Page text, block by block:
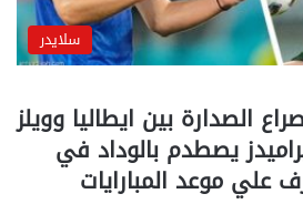
سلايدر
الصدارة بين ايطاليا وويلز
يصطدم بالوداد في
علي موعد المبارايات